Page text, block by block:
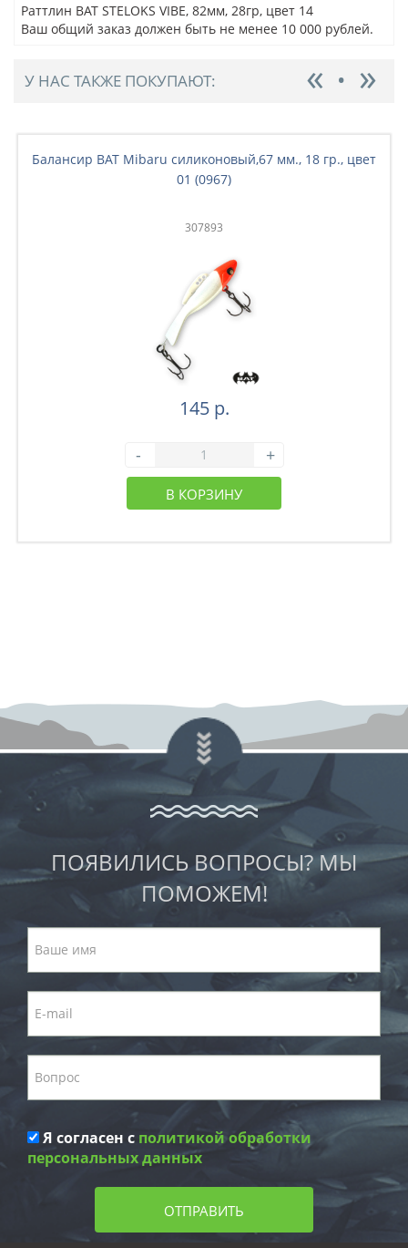
Раттлин BAT STELOKS VIBE, 82мм, 28гр, цвет 14
Ваш общий заказ должен быть не менее 10 000 рублей.
У НАС ТАКЖЕ ПОКУПАЮТ:
Балансир BAT Mibaru силиконовый,67 мм., 18 гр., цвет
01 (0967)
307893
145 р.
- +
В КОРЗИНУ
ПОЯВИЛИСЬ ВОПРОСЫ? МЫ
ПОМОЖЕМ!
Я согласен с политикой обработки
персональных данных
ОТПРАВИТЬ